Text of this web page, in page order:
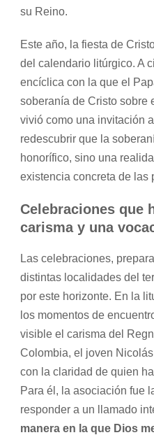
su Reino.
Este año, la fiesta de
del calendario litúrgico. A
encíclica con la que el
soberanía de Cristo sobre
vivió como una invitación
redescubrir que la
honorífico, sino una
existencia concreta de las
Celebraciones que
carisma y una
Las celebraciones,
distintas localidades del
por este horizonte. En la
los momentos de
visible el carisma del
Colombia, el joven
con la claridad de quien
Para él, la asociación fue
responder a un llamado
manera en la que Dios